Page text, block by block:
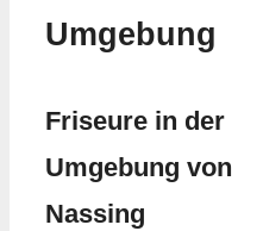
Umgebung
Friseure in der
Umgebung von
Nassing